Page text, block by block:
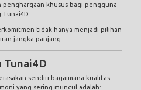
penghargaan khusus bagi pengguna
tidak hanya menjadi pilihan
jangka panjang.
Tunai4D
sendiri bagaimana kualitas
yang sering muncul adalah: